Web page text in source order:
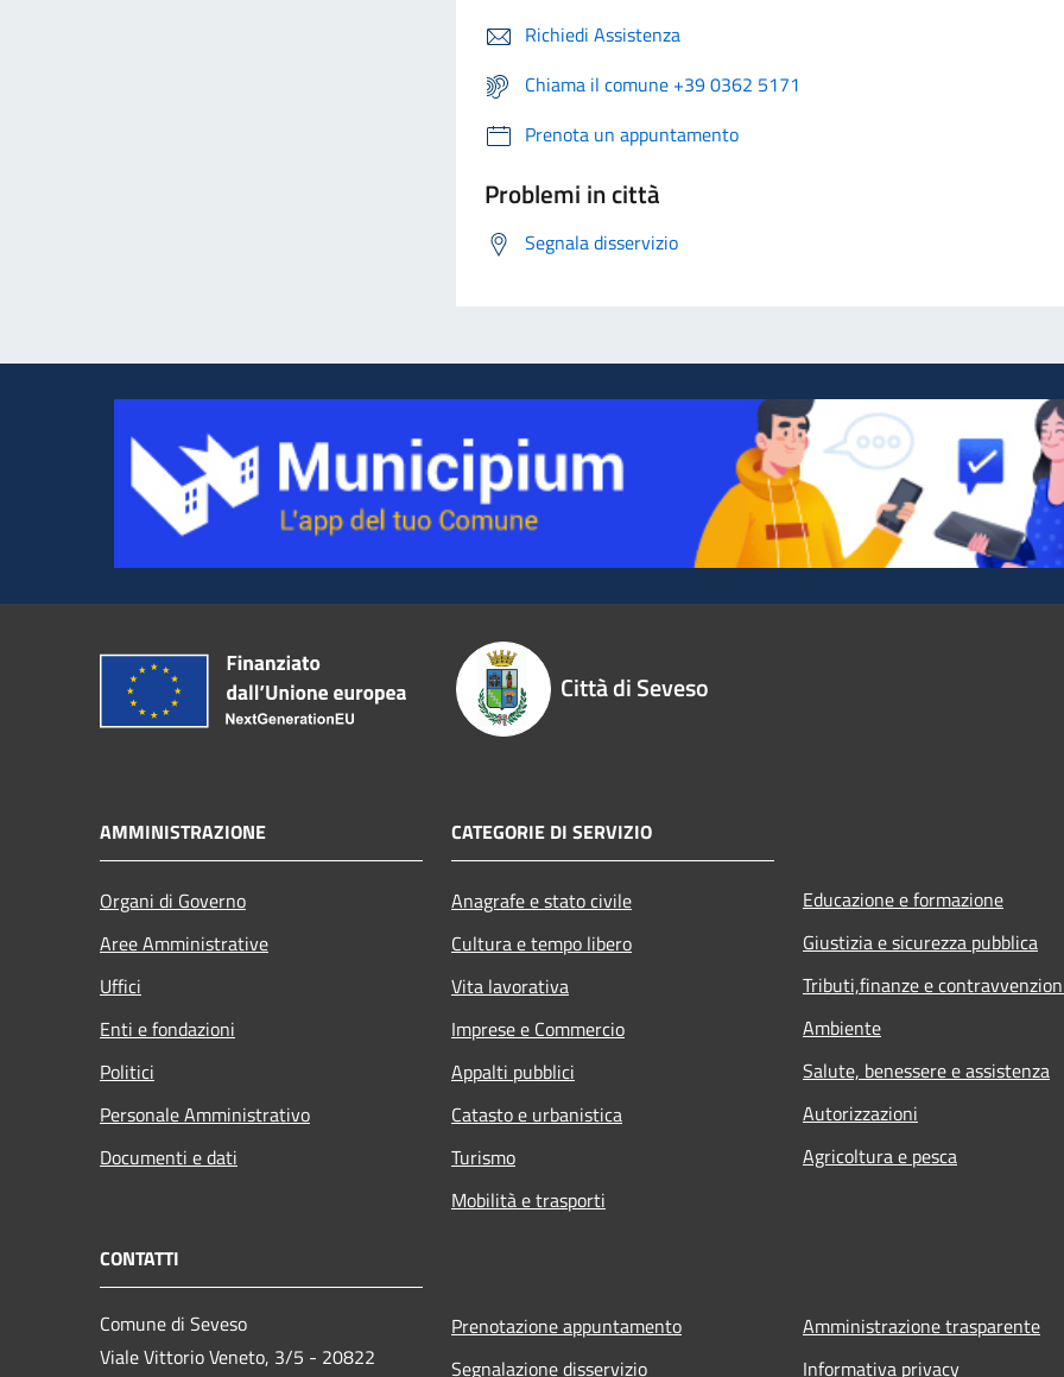
Richiedi Assistenza
Chiama il comune +39 0362 5171
Prenota un appuntamento
Problemi in città
Segnala disservizio
Città di Seveso
AMMINISTRAZIONE
Organi di Governo
Aree Amministrative
Uffici
Enti e fondazioni
Politici
Personale Amministrativo
Documenti e dati
CATEGORIE DI SERVIZIO
Anagrafe e stato civile
Cultura e tempo libero
Vita lavorativa
Imprese e Commercio
Appalti pubblici
Catasto e urbanistica
Turismo
Mobilità e trasporti
Educazione e formazione
Giustizia e sicurezza pubblica
Tributi,finanze e
Ambiente
Salute, benessere e assistenza
Autorizzazioni
Agricoltura e pesca
CONTATTI
Comune di Seveso
Viale Vittorio Veneto, 3/5 - 20822
Prenotazione appuntamento
Segnalazione disservizio
Amministrazione trasparente
Informativa privacy